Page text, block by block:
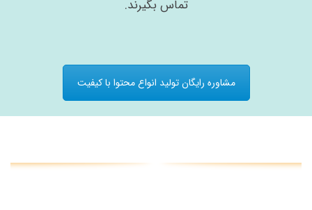
تماس بگیرند.
مشاوره رایگان تولید انواع محتوا با کیفیت